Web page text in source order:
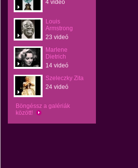
4 videó
Louis
Armstrong
23 videó
Marlene
Dietrich
14 videó
Szeleczky Zita
24 videó
Böngéssz a galériák
között!